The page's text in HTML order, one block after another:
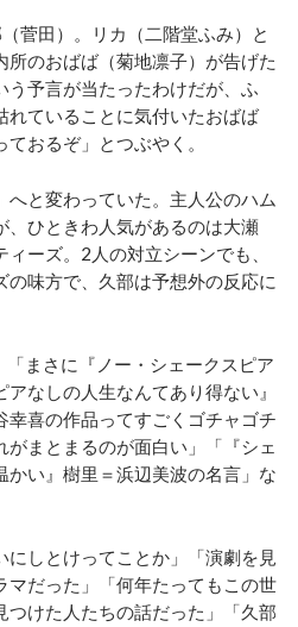
菅田）。リカ（二階堂ふみ）と
のおばば（菊地凛子）が告げた
う予言が当たったわけだが、ふ
れていることに気付いたおばば
おるぞ」とつぶやく。
と変わっていた。主人公のハム
、ひときわ人気があるのは大瀬
ィーズ。2人の対立シーンでも、
味方で、久部は予想外の反応に
まさに『ノー・シェークスピア
なしの人生なんてあり得ない』
幸喜の作品ってすごくゴチャゴチ
がまとまるのが面白い」「『シェ
かい』樹里＝浜辺美波の名言」な
しとけってことか」「演劇を見
マだった」「何年たってもこの世
つけた人たちの話だった」「久部